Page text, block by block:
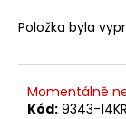
Položka byla
Momentálně
Kód: 9343-
D
p
o